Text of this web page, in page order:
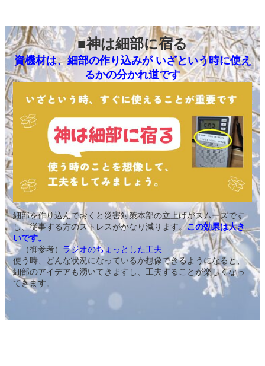
■神は細部に宿る
資機材は、細部の作り込みが いざという時に使え
るかの分かれ道です
細部を作り込んでおくと災害対策本部の立上げがスムーズです
し、従事する方のストレスがかなり減ります。この効果は大き
いです。
（御参考） ラジオのちょっとした工夫
使う時、どんな状況になっているか想像できるようになると、
細部のアイデアも湧いてきますし、工夫することが楽しくなっ
てきます。